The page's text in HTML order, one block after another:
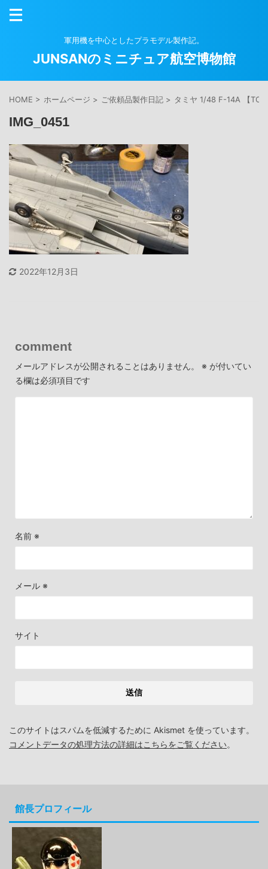
軍用機を中心としたプラモデル製作記。
JUNSANのミニチュア航空博物館
HOME > ホームページ > ご依頼品製作日記 > タミヤ 1/48 F-14A 【
IMG_0451
2022年12月3日
comment
メールアドレスが公開されることはありません。 ※ が付いてい
る欄は必須項目です
名前 ※
メール ※
サイト
このサイトはスパムを低減するために Akismet を使っています。
コメントデータの処理方法の詳細はこちらをご覧ください。
館長プロフィール